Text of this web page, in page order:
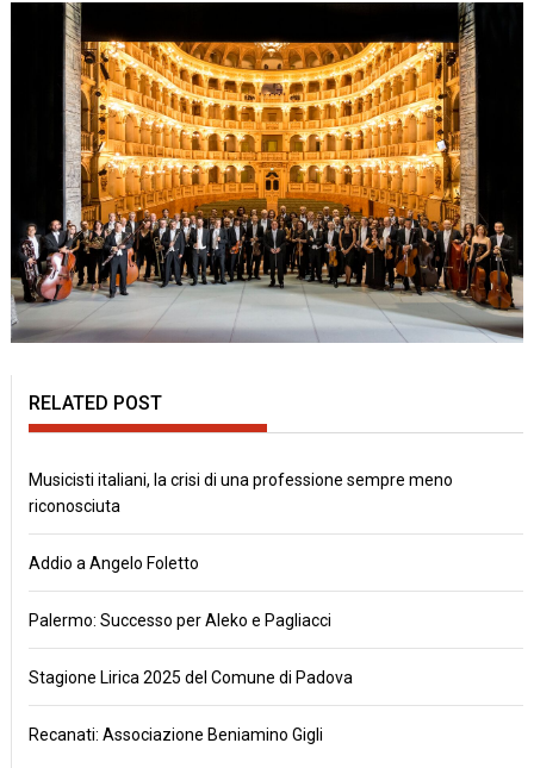
RELATED POST
Musicisti italiani, la crisi di una professione sempre meno
riconosciuta
Addio a Angelo Foletto
Palermo: Successo per Aleko e Pagliacci
Stagione Lirica 2025 del Comune di Padova
Recanati: Associazione Beniamino Gigli